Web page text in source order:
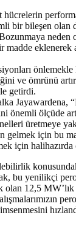
bir bileşen olan
neden
madde eklenerek
önlemekle
ve ömrünü
getirdi.
Jayawardena,
önemli ölçüde
üretmeye
gelmek için bu
için halihazırda
bu yenilikçi
olan 12,5